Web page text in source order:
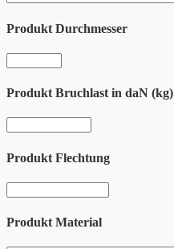
Produkt Durchmesser
Produkt Bruchlast in daN (kg)
Produkt Flechtung
Produkt Material